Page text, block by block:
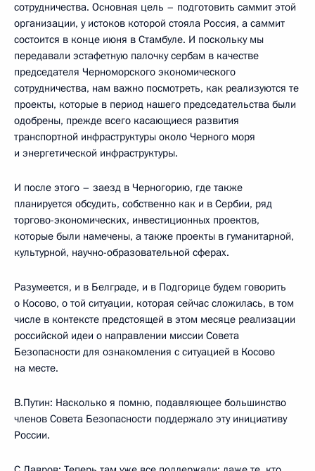
сотрудничества. Основная цель – подготовить саммит этой
организации, у истоков которой стояла Россия, а саммит
состоится в конце июня в Стамбуле. И поскольку мы
передавали эстафетную палочку сербам в качестве
председателя Черноморского экономического
сотрудничества, нам важно посмотреть, как реализуются те
проекты, которые в период нашего председательства были
одобрены, прежде всего касающиеся развития
транспортной инфраструктуры около Черного моря
и энергетической инфраструктуры.
И после этого – заезд в Черногорию, где также
планируется обсудить, собственно как и в Сербии, ряд
торгово-экономических, инвестиционных проектов,
которые были намечены, а также проекты в гуманитарной,
культурной, научно-образовательной сферах.
Разумеется, и в Белграде, и в Подгорице будем говорить
о Косово, о той ситуации, которая сейчас сложилась, в том
числе в контексте предстоящей в этом месяце реализации
российской идеи о направлении миссии Совета
Безопасности для ознакомления с ситуацией в Косово
на месте.
В.Путин: Насколько я помню, подавляющее большинство
членов Совета Безопасности поддержало эту инициативу
России.